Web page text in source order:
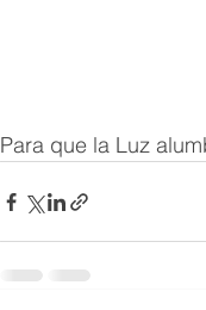
Para que la Luz